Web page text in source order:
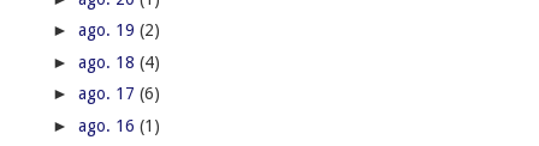
► ago. 19 (2)
► ago. 18 (4)
► ago. 17 (6)
► ago. 16 (1)